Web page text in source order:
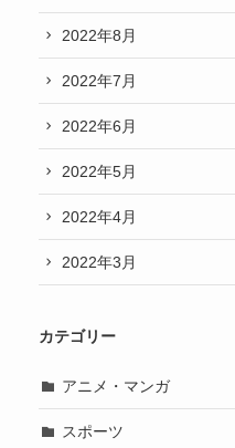
2022年8月
2022年7月
2022年6月
2022年5月
2022年4月
2022年3月
カテゴリー
アニメ・マンガ
スポーツ